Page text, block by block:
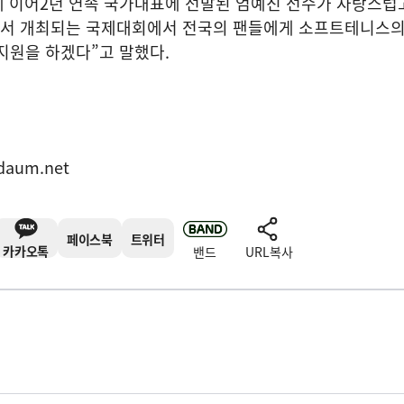
개최되는 국제대회에서 전국의 팬들에게 소프트테니스
원을 하겠다”고 말했다.
카카오톡
페이스북 트위터
밴드 URL복사